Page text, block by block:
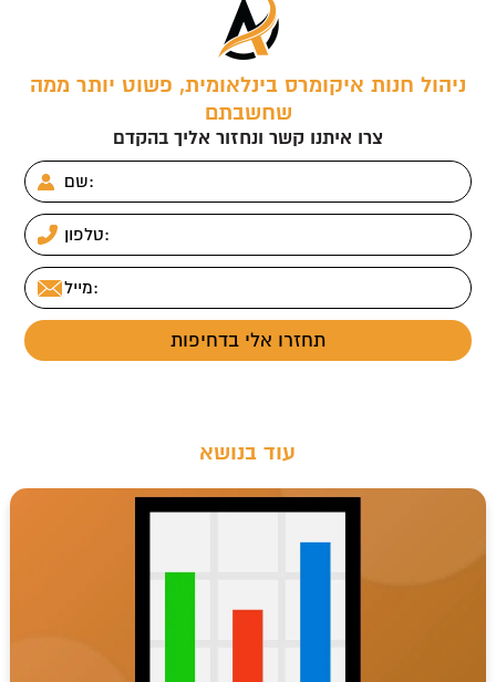
ניהול חנות איקומרס בינלאומית, פשוט יותר ממה
שחשבתם
צרו איתנו קשר ונחזור אליך בהקדם
עוד בנושא